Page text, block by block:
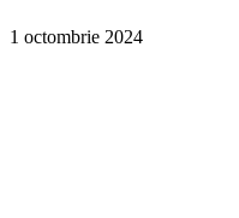
1 octombrie 2024